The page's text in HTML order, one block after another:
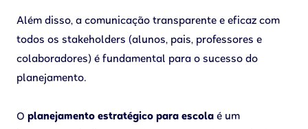
Além disso, a comunicação transparente e eficaz com
todos os stakeholders (alunos, pais, professores e
colaboradores) é fundamental para o sucesso do
planejamento.
O planejamento estratégico para escola é um